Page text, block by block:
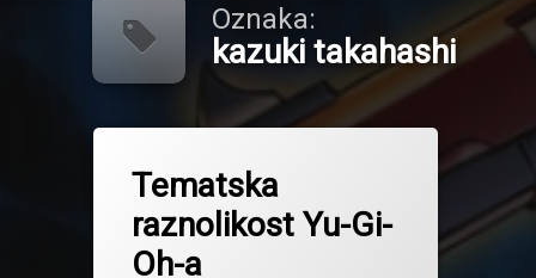
Oznaka:
kazuki takahashi
Tematska
raznolikost Yu-Gi-
Oh-a
kazuki takahashi
Yugioh
yugioh artist